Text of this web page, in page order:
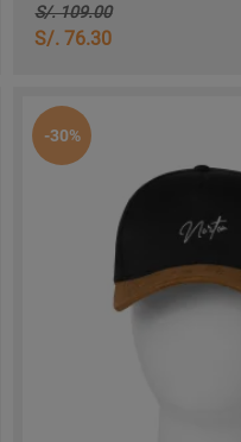
S/. 109.00
S/. 76.30
-30%